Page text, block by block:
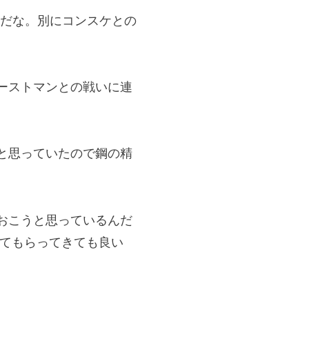
な。別にコンスケとの
トマンとの戦いに連
思っていたので鋼の精
こうと思っているんだ
もらってきても良い